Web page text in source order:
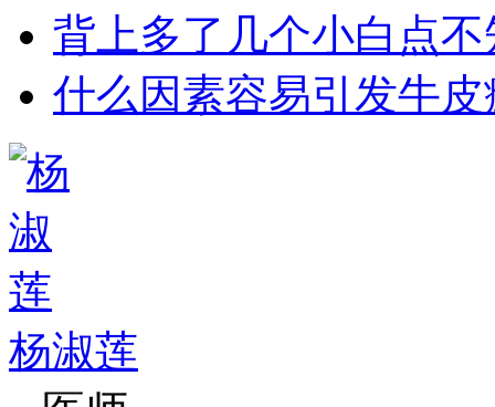
背上多了几个小白点
什么因素容易引发牛皮
杨淑莲